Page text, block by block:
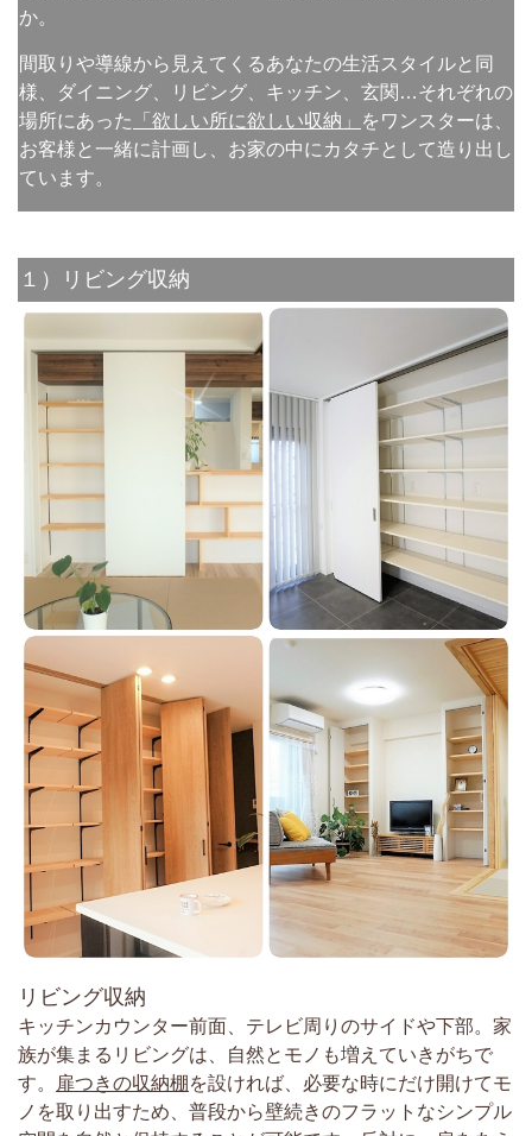
か。
間取りや導線から見えてくるあなたの生活スタイルと同
様、ダイニング、リビング、キッチン、玄関…それぞれの
場所にあった
「欲しい所に欲しい収納」
をワンスターは、
お客様と一緒に計画し、お家の中にカタチとして造り出し
ています。
１）リビング収納
リビング収納
キッチンカウンター前面、テレビ周りのサイドや下部。家
族が集まるリビングは、自然とモノも増えていきがちで
す。
扉つきの収納棚 を設ければ、必要な時にだけ開けてモ
ノを取り出すため、普段から壁続きのフラットなシンプル